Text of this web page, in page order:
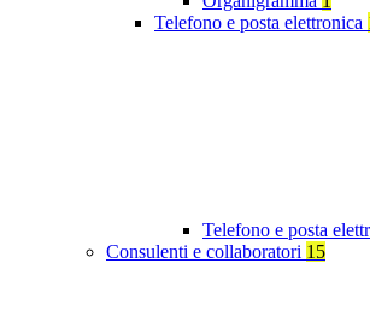
Telefono e posta elettronica
Telefono e posta
Consulenti e collaboratori 15